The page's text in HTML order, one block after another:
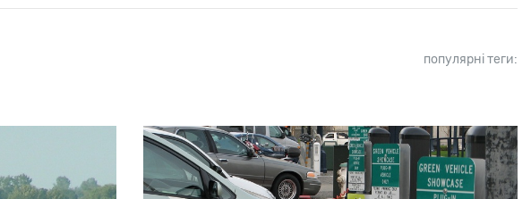
популярні теги: